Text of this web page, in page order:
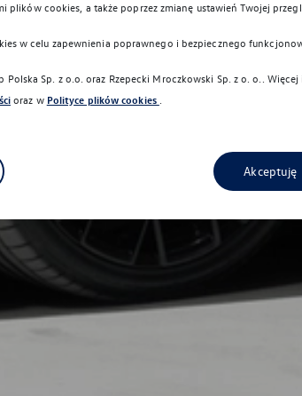
cookies, a także poprzez zmianę ustawień Twojej
w celu zapewnienia poprawnego i bezpiecznego
Sp. z o.o. oraz Rzepecki Mroczkowski Sp. z o. o. .
oraz w Polityce plików cookies .
Akceptuję